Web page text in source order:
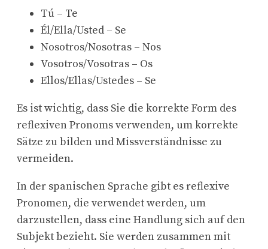
Tú – Te
Él/Ella/Usted – Se
Nosotros/Nosotras – Nos
Vosotros/Vosotras – Os
Ellos/Ellas/Ustedes – Se
Es ist wichtig, dass Sie die korrekte Form des
reflexiven Pronoms verwenden, um korrekte
Sätze zu bilden und Missverständnisse zu
vermeiden.
In der spanischen Sprache gibt es reflexive
Pronomen, die verwendet werden, um
darzustellen, dass eine Handlung sich auf den
Subjekt bezieht. Sie werden zusammen mit